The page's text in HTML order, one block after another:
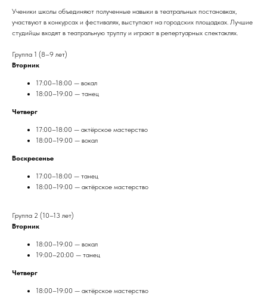
Ученики школы объединяют полученные навыки в театральных постановках,
участвуют в конкурсах и фестивалях, выступают на городских площадках. Лучшие
студийцы входят в театральную труппу и играют в репертуарных спектаклях.
Группа 1 (8–9 лет)
Вторник
17:00–18:00 — вокал
18:00–19:00 — танец
Четверг
17:00–18:00 — актёрское мастерство
18:00–19:00 — вокал
Воскресенье
17:00–18:00 — танец
18:00–19:00 — актёрское мастерство
Группа 2 (10–13 лет)
Вторник
18:00–19:00 — вокал
19:00–20:00 — танец
Четверг
18:00–19:00 — актёрское мастерство